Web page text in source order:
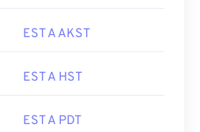
EST A AKST
EST A HST
EST A PDT